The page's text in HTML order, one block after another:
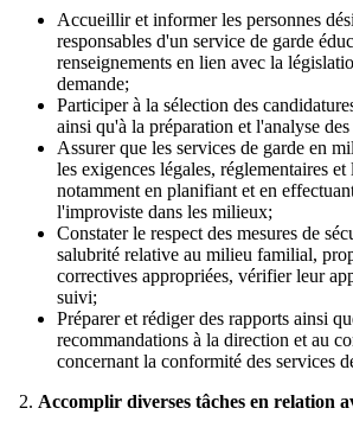
Accueillir et informer les personnes
responsables d'un service de garde
renseignements en lien avec la
demande;
Participer à la sélection des
ainsi qu'à la préparation et l'analyse des
Assurer que les services de garde en
les exigences légales, réglementaires
notamment en planifiant et en
l'improviste dans les milieux;
Constater le respect des mesures de
salubrité relative au milieu familial,
correctives appropriées, vérifier leur
suivi;
Préparer et rédiger des rapports ainsi
recommandations à la direction et au
concernant la conformité des services
2. Accomplir diverses tâches en relation